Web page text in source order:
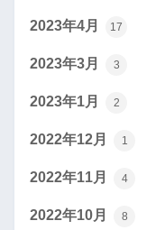
2023年4月 17
2023年3月 3
2023年1月 2
2022年12月 1
2022年11月 4
2022年10月 8